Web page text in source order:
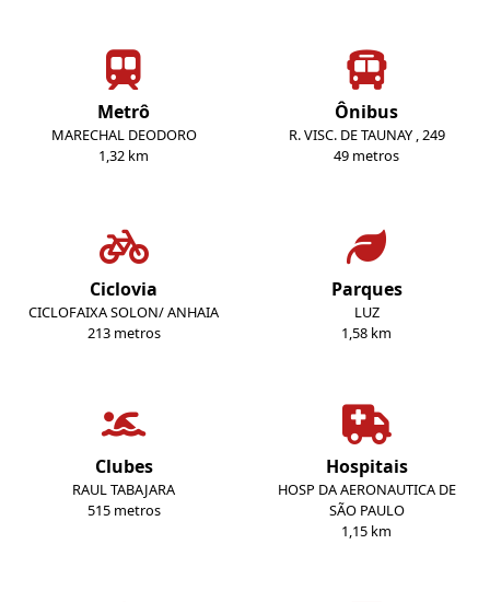
Metrô
MARECHAL DEODORO
1,32 km
Ônibus
R. VISC. DE TAUNAY , 249
49 metros
Ciclovia
CICLOFAIXA SOLON/ ANHAIA
213 metros
Parques
LUZ
1,58 km
Clubes
RAUL TABAJARA
515 metros
Hospitais
HOSP DA AERONAUTICA DE
SÃO PAULO
1,15 km